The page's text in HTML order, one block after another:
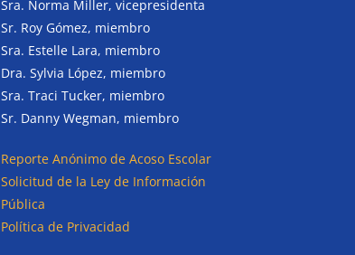
Sra. Norma Miller, vicepresidenta
Sr. Roy Gómez, miembro
Sra. Estelle Lara, miembro
Dra. Sylvia López, miembro
Sra. Traci Tucker, miembro
Sr. Danny Wegman, miembro
Reporte Anónimo de Acoso Escolar
Solicitud de la Ley de Información
Pública
Política de Privacidad